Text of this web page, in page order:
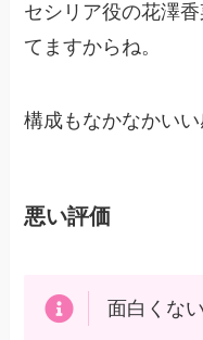
セシリア役の花澤
てますからね。
構成もなかなかいい
悪い評価
面白くな